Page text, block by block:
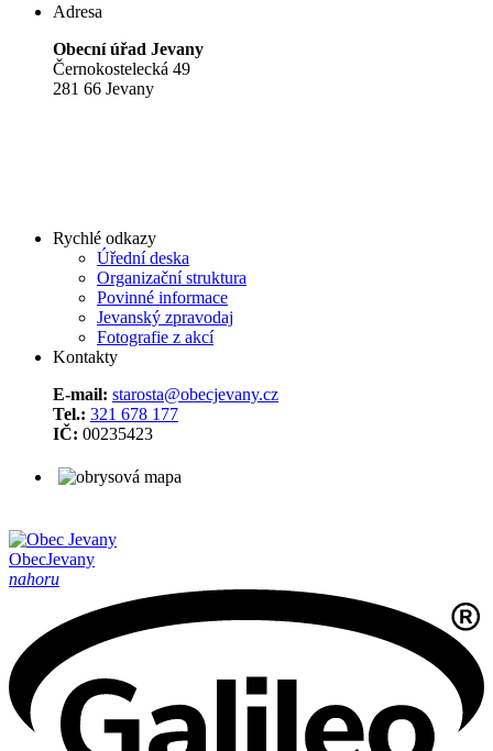
Adresa
Obecní úřad Jevany
Černokostelecká 49
281 66 Jevany
Rychlé odkazy
Úřední deska
Organizační struktura
Povinné informace
Jevanský zpravodaj
Fotografie z akcí
Kontakty
E-mail: starosta@obecjevany.cz
Tel.: 321 678 177
IČ: 00235423
ObecJevany
nahoru